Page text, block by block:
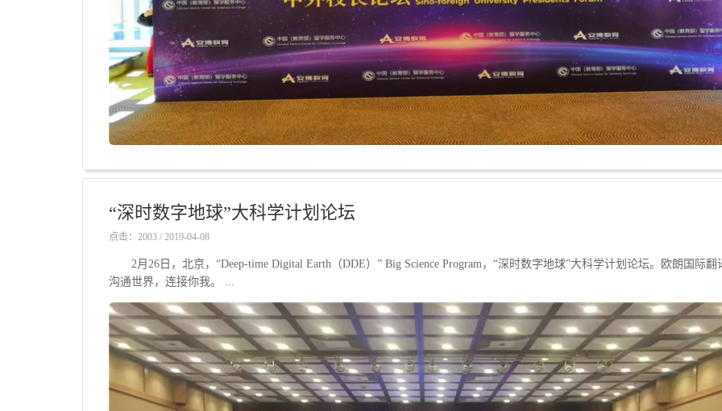
“深时数字地球”大科学计划论坛
点击：2003 / 2019-04-08
2月26日，北京，“Deep-time Digital Earth（DDE）” Big Science Program，“深时数字地球”大科学计划论坛。欧朗国际翻
沟通世界，连接你我。 ...